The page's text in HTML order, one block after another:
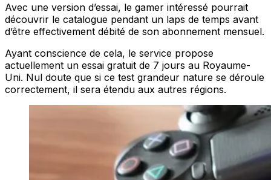
Avec une version d’essai, le gamer intéressé pourrait
découvrir le catalogue pendant un laps de temps avant
d’être effectivement débité de son abonnement mensuel.
Ayant conscience de cela, le service propose
actuellement un essai gratuit de 7 jours au Royaume-
Uni. Nul doute que si ce test grandeur nature se déroule
correctement, il sera étendu aux autres régions.